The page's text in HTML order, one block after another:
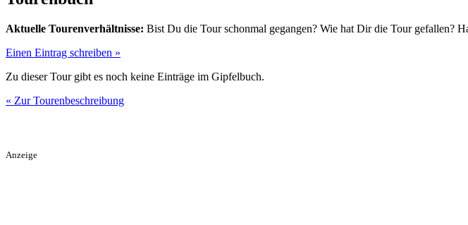
Aktuelle Tourenverhältnisse: Bist Du die Tour schonmal gegangen? Wie hat Dir die Tour gefallen?
Einen Eintrag schreiben »
Zu dieser Tour gibt es noch keine Einträge im Gipfelbuch.
« Zur Tourenbeschreibung
Anzeige